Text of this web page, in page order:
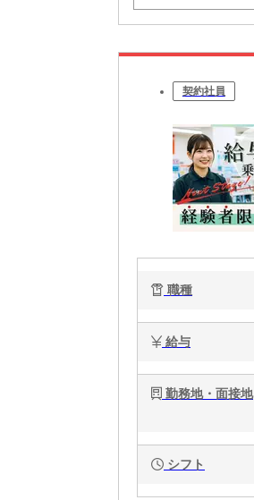
契約社員
職種
給与
勤務地・面接地
シフト